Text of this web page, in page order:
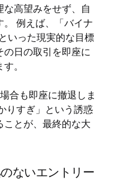
な高望みをせず、自
。 例えば、「バイナ
いった現実的な目標
の日の取引を即座に
。
合も即座に撤退しま
りすぎ」という誘惑
ことが、最終的な大
ないエントリー